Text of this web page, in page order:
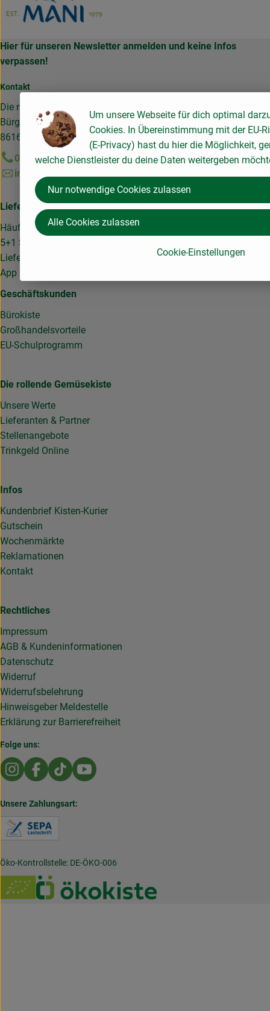
Hier für unseren Newsletter anmelden und keine Infos
verpassen!
Kontakt
Die rollende Gemüsekiste GmbH & Co. KG
Bürgermeister-Wegele-Straße 14-14a
86167 Augsburg
0821 9997950
info@rollende-gemuesekiste.de
Lieferservice
Häufige Fragen
5+1 Schnupperangebot
Liefergebiet
App
Geschäftskunden
Bürokiste
Großhandelsvorteile
EU-Schulprogramm
Die rollende Gemüsekiste
Unsere Werte
Lieferanten & Partner
Stellenangebote
Trinkgeld Online
Infos
Kundenbrief Kisten-Kurier
Gutschein
Wochenmärkte
Reklamationen
Kontakt
Rechtliches
Impressum
AGB & Kundeninformationen
Datenschutz
Widerruf
Widerrufsbelehrung
Hinweisgeber Meldestelle
Erklärung zur Barrierefreiheit
Folge uns:
Externer Link zu https://www.instagram.com/
Externer Link zu https://www.facebook.com/
Externer Link zu https://www.tiktok.com/
Externer Link zu https://
Unsere Zahlungsart:
Öko-Kontrollstelle: DE-ÖKO-006
Externer Link zu /_Resources/Persistent/7/b/6/4/
Um unsere Webseite für dich optimal
Cookies. In Übereinstimmung mit der EU-
(E-Privacy) hast du hier die Möglichkeit,
welche Dienstleister du deine Daten weitergeben
Cookie-Einstellungen
Nur notwendige Cookies zulassen
Alle Cookies zulassen